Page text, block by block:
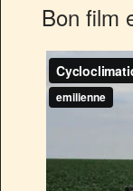
Bon film